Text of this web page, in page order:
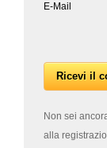
E-Mail
Non sei
alla